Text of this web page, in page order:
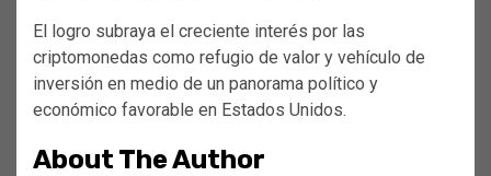
El logro subraya el creciente interés por las
criptomonedas como refugio de valor y vehículo de
inversión en medio de un panorama político y
económico favorable en Estados Unidos.
About The Author